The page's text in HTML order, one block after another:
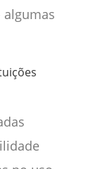
algumas